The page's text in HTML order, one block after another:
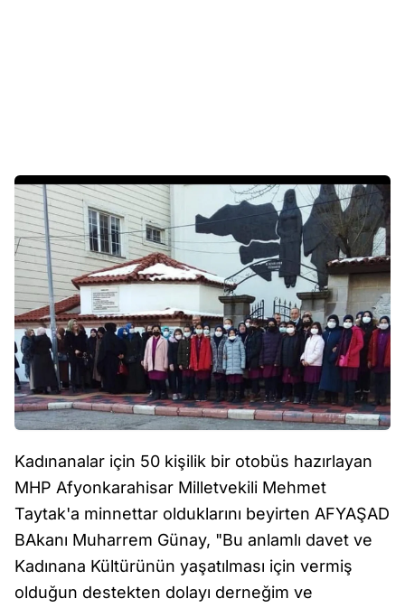
Kadınanalar için 50 kişilik bir otobüs hazırlayan
MHP Afyonkarahisar Milletvekili Mehmet
Taytak'a minnettar olduklarını beyirten AFYAŞAD
BAkanı Muharrem Günay, "Bu anlamlı davet ve
Kadınana Kültürünün yaşatılması için vermiş
olduğun destekten dolayı derneğim ve